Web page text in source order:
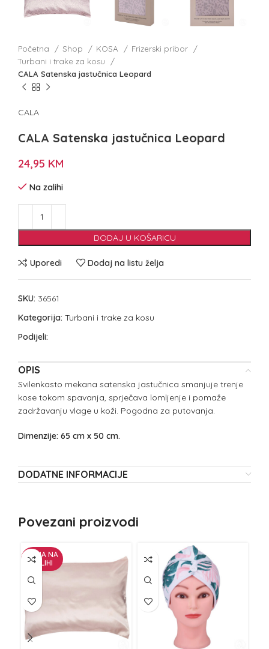
Početna Shop KOSA
Frizerski pribor
Turbani i trake za kosu
CALA Satenska jastučnica Leopard
CALA
CALA Satenska jastučnica Leopard
24,95 KM
Na zalihi
DODAJ U KOŠARICU
Uporedi Dodaj na listu želja
SKU: 36561
Kategorija: Turbani i trake za kosu
Podijeli:
OPIS
Svilenkasto mekana satenska jastučnica smanjuje trenje
kose tokom spavanja, sprječava lomljenje i pomaže
zadržavanju vlage u koži. Pogodna za putovanja.
Dimenzije: 65 cm x 50 cm.
DODATNE INFORMACIJE
Povezani proizvodi
NEMA NA
ZALIHI